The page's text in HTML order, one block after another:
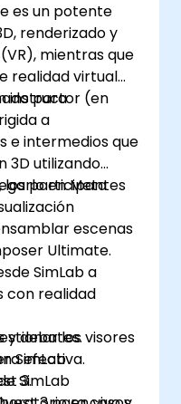
es un potente
renderizado y
mientras que
realidad virtual
para
instructor (en
a
e intermedios que
3D utilizando
en Meta
los participantes
escenas
Ultimate.
SimLab a
con realidad
los visores
efectiva.
SimLab
y debates.
SimLab
3.